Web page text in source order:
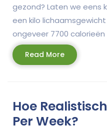
gezond? Laten we eens
een kilo
ongeveer 7700 calorieën
Read MoreRead
More
Hoe
Per Week?